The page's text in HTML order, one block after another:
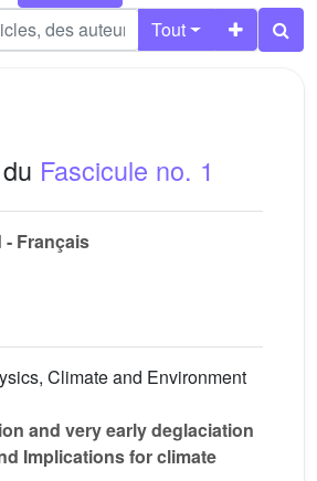
Tout
Fascicule no. 1
Français
Climate and Environment
and very early deglaciation
Implications for climate